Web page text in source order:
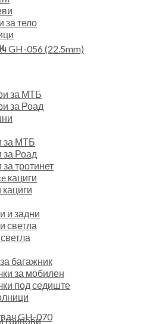
за тело
за МТБ
за Роад
за МТБ
за Роад
за тротинет
кациги
кациги
и задни
светла
багажник
за мобилен
под седиште
грипови
GH-056 (22.5mm)